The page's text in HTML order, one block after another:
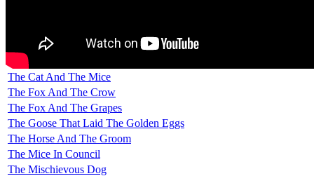
The Cat And The Mice
The Fox And The Crow
The Fox And The Grapes
The Goose That Laid The Golden Eggs
The Horse And The Groom
The Mice In Council
The Mischievous Dog